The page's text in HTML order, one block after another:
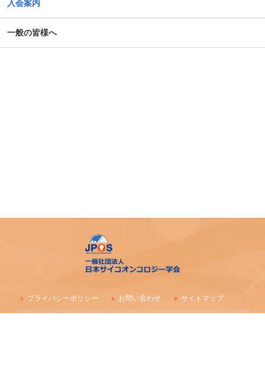
入会案内
一般の皆様へ
プライバシーポリシー お問い合わせ サイトマップ